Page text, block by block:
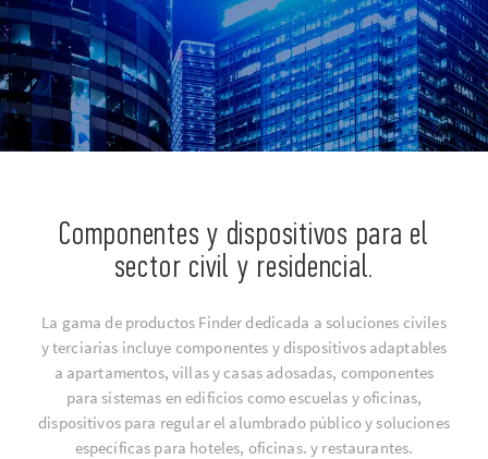
Componentes y dispositivos para el
sector civil y residencial.
La gama de productos Finder dedicada a soluciones civiles
y terciarias incluye componentes y dispositivos adaptables
a apartamentos, villas y casas adosadas, componentes
para sistemas en edificios como escuelas y oficinas,
dispositivos para regular el alumbrado público y soluciones
específicas para hoteles, oficinas. y restaurantes.